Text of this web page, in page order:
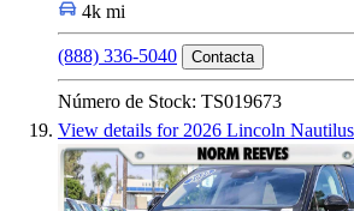
4k mi
(888) 336-5040 Contacta
Número de Stock: TS019673
View details for 2026 Lincoln